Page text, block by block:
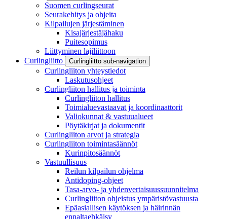
Suomen curlingseurat
Seurakehitys ja ohjeita
Kilpailujen järjestäminen
Kisajärjestäjähaku
Puitesopimus
Liittyminen lajiliittoon
Curlingliitto
Curlingliitto sub-navigation
Curlingliiton yhteystiedot
Laskutusohjeet
Curlingliiton hallitus ja toiminta
Curlingliiton hallitus
Toimialuevastaavat ja koordinaattorit
Valiokunnat & vastuualueet
Pöytäkirjat ja dokumentit
Curlingliiton arvot ja strategia
Curlingliiton toimintasäännöt
Kurinpitosäännöt
Vastuullisuus
Reilun kilpailun ohjelma
Antidoping-ohjeet
Tasa-arvo- ja yhdenvertaisuussuunnitelma
Curlingliiton ohjeistus ympäristövastuusta
Epäasiallisen käytöksen ja häirinnän
ennaltaehkäisy